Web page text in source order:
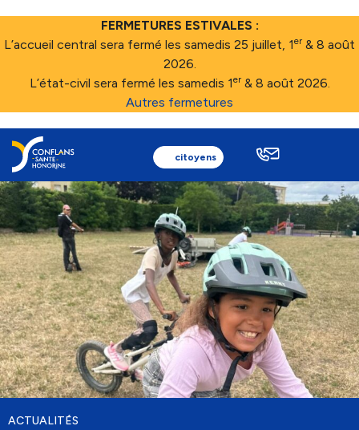
FERMETURES ESTIVALES :
L’accueil central sera fermé les samedis 25 juillet, 1er & 8 août
2026.
L’état-civil sera fermé les samedis 1er& 8 août 2026.
Autres fermetures
citoyens
Ma ville
Au quotidien
Culture, Sport & Loisirs
Batellerie & Plaisance
ACTUALITÉS